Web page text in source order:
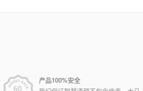
产品100%安全